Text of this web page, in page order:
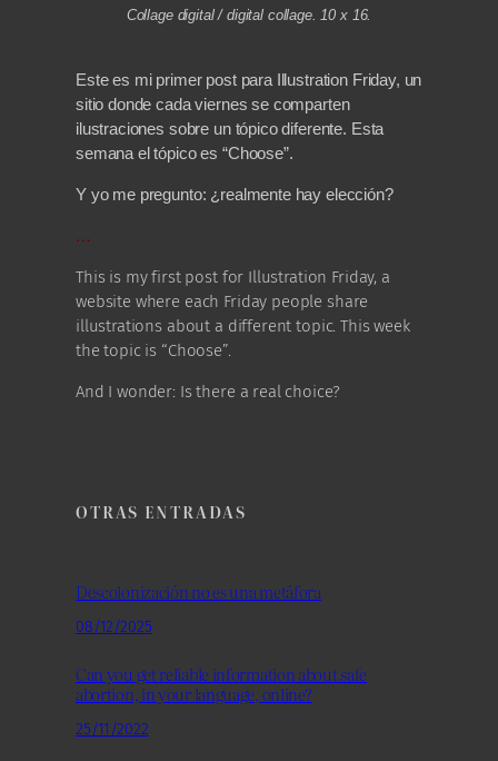
Collage digital / digital collage. 10 x 16.
Este es mi primer post para Illustration Friday, un
sitio donde cada viernes se comparten
ilustraciones sobre un tópico diferente. Esta
semana el tópico es “Choose”.
Y yo me pregunto: ¿realmente hay elección?
…
This is my first post for Illustration Friday, a
website where each Friday people share
illustrations about a different topic. This week
the topic is “Choose”.
And I wonder: Is there a real choice?
OTRAS ENTRADAS
Descolonización no es una metáfora
08/12/2025
Can you get reliable information about safe
abortion, in your language, online?
25/11/2022